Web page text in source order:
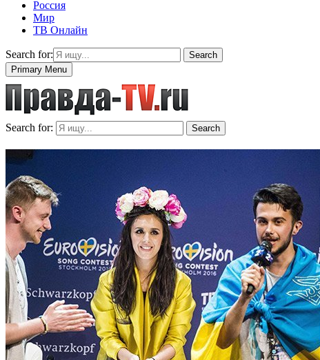
Россия
Мир
ТВ Онлайн
Search for:
Search
Primary Menu
Search for: Search